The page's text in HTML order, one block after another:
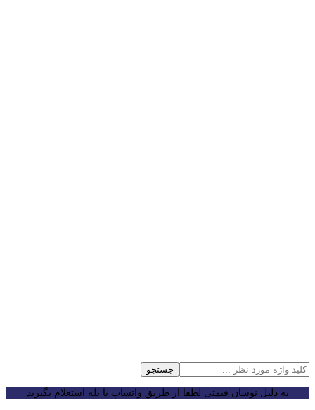
جستجو
به دلیل نوسان قیمتی لطفا از طریق واتساپ یا بله استعلام بگیرید